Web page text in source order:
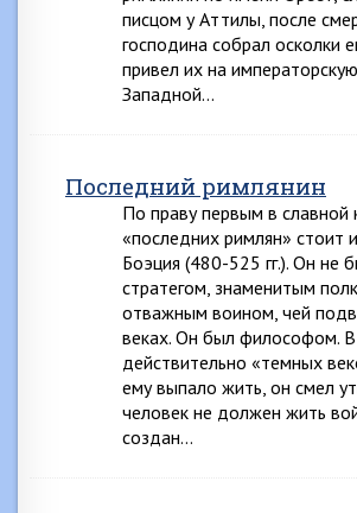
писцом у Аттилы, после
господина собрал осколки
привел их на
Западной…
Последний римлянин
По праву первым в славной
«последних римлян» стоит
Боэция (480-525 гг.). Он не
стратегом, знаменитым
отважным воином, чей
веках. Он был философом.
действительно «темных
ему выпало жить, он смел
человек не должен жить
создан…